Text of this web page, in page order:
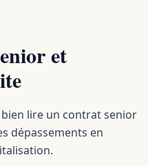
et
lire un contrat senior
dépassements en